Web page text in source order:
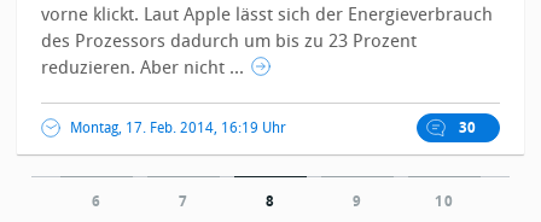
vorne klickt. Laut Apple lässt sich der Energieverbrauch
des Prozessors dadurch um bis zu 23 Prozent
reduzieren.Aber nicht ...
Montag, 17. Feb. 2014, 16:19 Uhr 30
6 7 8 9 10